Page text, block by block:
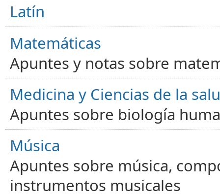
Latín
Matemáticas
Apuntes y notas sobre
Medicina y Ciencias de la
Apuntes sobre biología
Música
Apuntes sobre música,
instrumentos musicales